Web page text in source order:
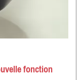
fonction